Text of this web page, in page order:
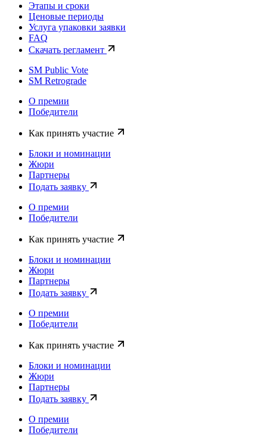
Этапы и сроки
Ценовые периоды
Услуга упаковки заявки
FAQ
Скачать регламент
SM Public Vote
SM Retrograde
О премии
Победители
Как принять участие
Блоки и номинации
Жюри
Партнеры
Подать заявку
О премии
Победители
Как принять участие
Блоки и номинации
Жюри
Партнеры
Подать заявку
О премии
Победители
Как принять участие
Блоки и номинации
Жюри
Партнеры
Подать заявку
О премии
Победители